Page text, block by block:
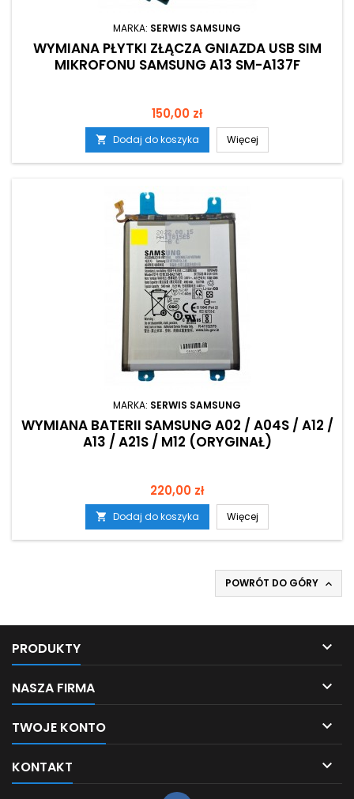
MARKA: SERWIS SAMSUNG
WYMIANA PŁYTKI ZŁĄCZA GNIAZDA USB SIM
MIKROFONU SAMSUNG A13 SM-A137F
Cena
150,00 zł
 Dodaj do koszyka Więcej
MARKA: SERWIS SAMSUNG
WYMIANA BATERII SAMSUNG A02 / A04S / A12 /
A13 / A21S / M12 (ORYGINAŁ)
Cena
220,00 zł
 Dodaj do koszyka Więcej
POWRÓT DO GÓRY 
PRODUKTY 
NASZA FIRMA 
TWOJE KONTO 
KONTAKT 